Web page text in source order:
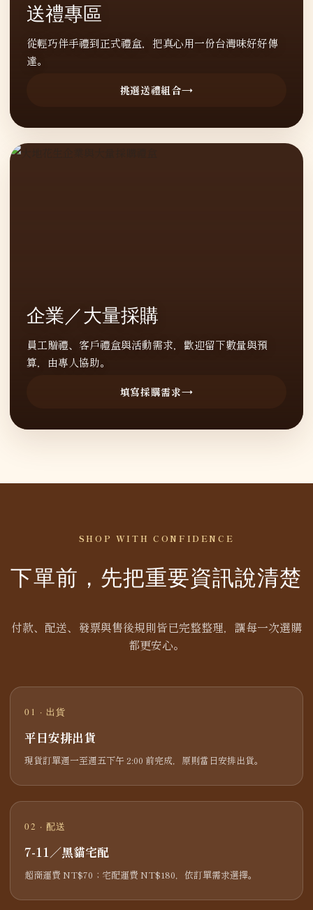
送禮專區
從輕巧伴手禮到正式禮盒，把真心用一份台灣味好好傳
達。
挑選送禮組合
企業／大量採購
員工贈禮、客戶禮盒與活動需求，歡迎留下數量與預
算，由專人協助。
填寫採購需求
SHOP WITH CONFIDENCE
下單前，先把重要資訊說清楚
付款、配送、發票與售後規則皆已完整整理，讓每一次選購
都更安心。
01 · 出貨
平日安排出貨
現貨訂單週一至週五下午 2:00 前完成，原則當日安排出貨。
02 · 配送
7-11／黑貓宅配
超商運費 NT$70；宅配運費 NT$180，依訂單需求選擇。